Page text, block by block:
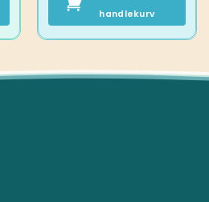
handlekurv